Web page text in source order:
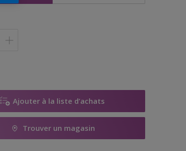
Ajouter à la liste d’achats
Trouver un magasin